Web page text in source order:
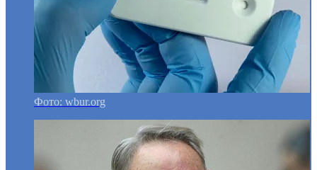
Фото: wbur.org